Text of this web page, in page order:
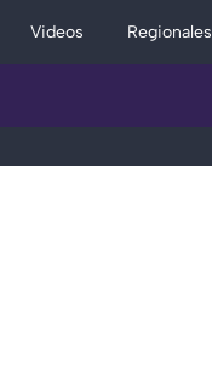
Videos Regionales